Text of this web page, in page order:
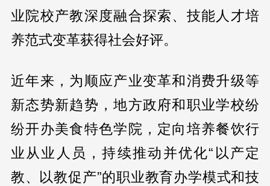
业院校产教深度融合探索、技能人才培
养范式变革获得社会好评。
近年来，为顺应产业变革和消费升级等
新态势新趋势，地方政府和职业学校纷
纷开办美食特色学院，定向培养餐饮行
业从业人员，持续推动并优化“以产定
教、以教促产”的职业教育办学模式和技